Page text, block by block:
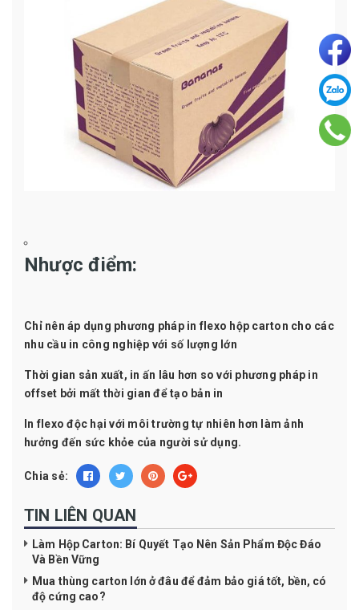
Nhược điểm:
Chỉ nên áp dụng phương pháp in flexo hộp carton cho các
nhu cầu in công nghiệp với số lượng lớn
Thời gian sản xuất, in ấn lâu hơn so với phương pháp in
offset bởi mất thời gian để tạo bản in
In flexo độc hại với môi trường tự nhiên hơn làm ảnh
hưởng đến sức khỏe của người sử dụng.
Chia sẻ:
TIN LIÊN QUAN
Làm Hộp Carton: Bí Quyết Tạo Nên Sản Phẩm Độc Đáo
Và Bền Vững
Mua thùng carton lớn ở đâu để đảm bảo giá tốt, bền, có
độ cứng cao?